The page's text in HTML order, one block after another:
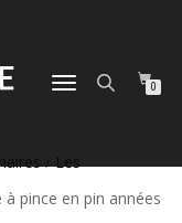
DÉPLIER
0
/Les
pince en pin années